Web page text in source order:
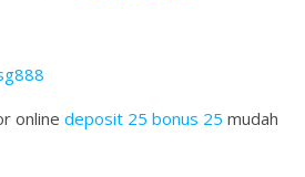
online deposit 25 bonus 25 mudah